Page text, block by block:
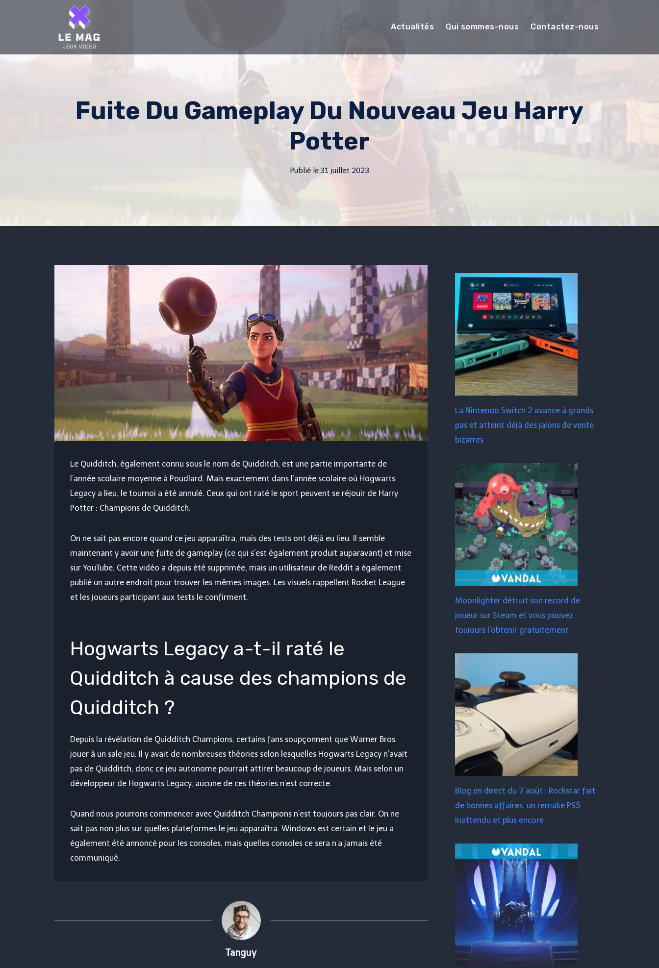
Actualités Qui sommes-nous Contactez-nous
Fuite Du Gameplay Du Nouveau Jeu Harry
Potter
Publié le 31 juillet 2023
Le Quidditch, également connu sous le nom de Quidditch, est une partie importante de
l’année scolaire moyenne à Poudlard. Mais exactement dans l’année scolaire où Hogwarts
Legacy a lieu, le tournoi a été annulé. Ceux qui ont raté le sport peuvent se réjouir de Harry
Potter : Champions de Quidditch.
On ne sait pas encore quand ce jeu apparaîtra, mais des tests ont déjà eu lieu. Il semble
maintenant y avoir une fuite de gameplay (ce qui s’est également produit auparavant) et mise
sur YouTube. Cette vidéo a depuis été supprimée, mais un utilisateur de Reddit a également
publié un autre endroit pour trouver les mêmes images. Les visuels rappellent Rocket League
et les joueurs participant aux tests le confirment.
Hogwarts Legacy a-t-il raté le
Quidditch à cause des champions de
Quidditch ?
Depuis la révélation de Quidditch Champions, certains fans soupçonnent que Warner Bros.
jouer à un sale jeu. Il y avait de nombreuses théories selon lesquelles Hogwarts Legacy n’avait
pas de Quidditch, donc ce jeu autonome pourrait attirer beaucoup de joueurs. Mais selon un
développeur de Hogwarts Legacy, aucune de ces théories n’est correcte.
Quand nous pourrons commencer avec Quidditch Champions n’est toujours pas clair. On ne
sait pas non plus sur quelles plateformes le jeu apparaîtra. Windows est certain et le jeu a
également été annoncé pour les consoles, mais quelles consoles ce sera n’a jamais été
communiqué.
Tanguy
La Nintendo Switch 2 avance à grands
pas et atteint déjà des jalons de vente
bizarres
Moonlighter détruit son record de
joueur sur Steam et vous pouvez
toujours l'obtenir gratuitement
Blog en direct du 7 août : Rockstar fait
de bonnes affaires, un remake PS5
inattendu et plus encore